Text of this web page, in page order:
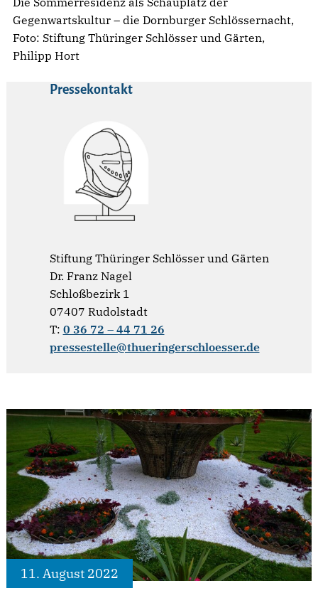
Gegenwartskultur – die Dornburger Schlössernacht,
Foto: Stiftung Thüringer Schlösser und Gärten,
Philipp Hort
Pressekontakt
Stiftung Thüringer Schlösser und Gärten
Dr. Franz Nagel
Schloßbezirk 1
07407 Rudolstadt
T: 0 36 72 – 44 71 26
pressestelle@thueringerschloesser.de
11. August 2022